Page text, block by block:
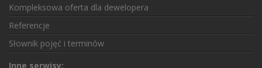
Kompleksowa oferta dla dewelopera
Referencje
Słownik pojęć i terminów
Inne serwisy: